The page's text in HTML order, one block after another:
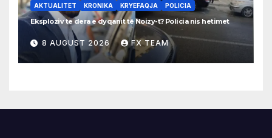
AKTUALITET KRONIKA KRYEFAQJA POLICIA
Eksploziv te dera e dyqanit të Noizy-t? Policia nis hetimet
8 AUGUST 2026 FX TEAM